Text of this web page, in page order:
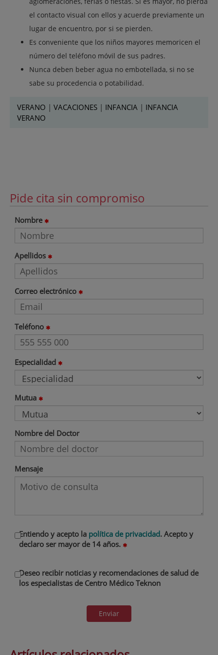
el contacto visual con ellos y acuerde previamente un
lugar de encuentro, por si se pierden.
Es conveniente que los niños mayores memoricen el
número del teléfono móvil de sus padres.
Nunca deben beber agua no embotellada, si no se
sabe su procedencia o potabilidad.
VERANO | VACACIONES | INFANCIA | INFANCIA
VERANO
Pide cita sin compromiso
Nombre
Apellidos
Correo electrónico
Teléfono
Especialidad
Mutua
Nombre del Doctor
Mensaje
Entiendo y acepto la política de privacidad. Acepto y
declaro ser mayor de 14 años.
Deseo recibir noticias y recomendaciones de salud de
los especialistas de Centro Médico Teknon
Enviar